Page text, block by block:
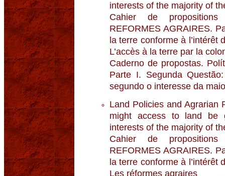
interests of the majority of
Cahier de propositions
REFORMES AGRAIRES.
la terre conforme à l’intérêt
L’accès à la terre par la
Caderno de propostas.
Parte I. Segunda
segundo o interesse da
Land Policies and Agrarian
might access to land be
interests of the majority of
Cahier de propositions
REFORMES AGRAIRES.
la terre conforme à l’intérêt
Les réformes agraires